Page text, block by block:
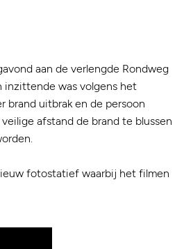
aan de verlengde Rondweg
inzittende was volgens het
brand uitbrak en de persoon
afstand de brand te blussen
fotostatief waarbij het filmen